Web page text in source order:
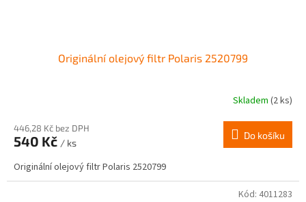
Originální olejový filtr Polaris 2520799
produktu
je
z
5
Skladem(2 ks)
446,28 Kč bez DPH
540 Kč / ks
Do košíku
Originální olejový filtr Polaris 2520799
Kód: 4011283